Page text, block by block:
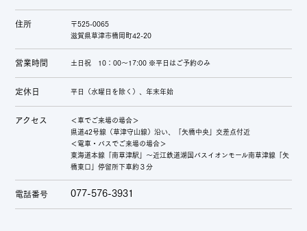
住所
〒525-0065
滋賀県草津市橋岡町42-20
営業時間 土日祝 10：00～17:00 ※平日はご予約のみ
定休日 平日（水曜日を除く）、年末年始
アクセス
＜車でご来場の場合＞
県道42号線（草津守山線）沿い、「矢橋中央」交差点付近
＜電車・バスでご来場の場合＞
東海道本線「南草津駅」～近江鉄道湖国バスイオンモール南草津線「矢
橋東口」停留所下車約３分
電話番号 077-576-3931